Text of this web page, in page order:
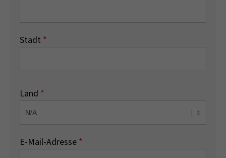
Stadt *
Land *
E-Mail-Adresse *